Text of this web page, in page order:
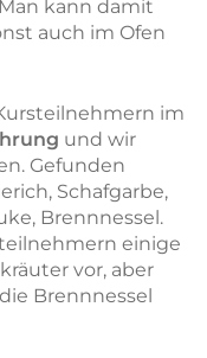
kann damit
auch im Ofen
im
und wir
Gefunden
Schafgarbe,
Brennnessel.
einige
vor, aber
Brennnessel